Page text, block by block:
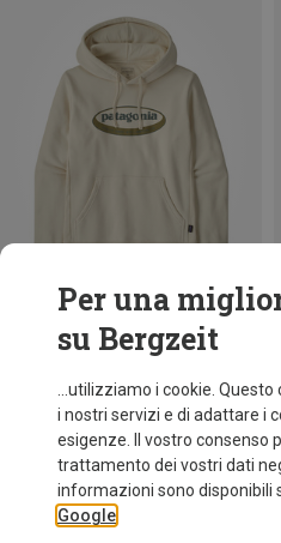
Risparmi 37%
Per una
su Bergzeit
...utilizziamo i cookie.
i nostri servizi e di adattare i
esigenze. Il vostro consenso
trattamento dei vostri dati
informazioni sono disponibili
Google